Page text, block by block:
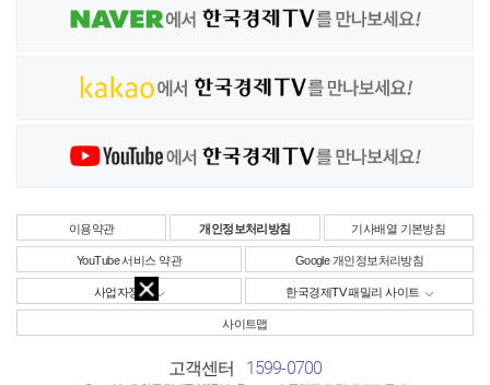
이용약관 개인정보처리방침 기사배열 기본방침
YouTube 서비스 약관 Google 개인정보처리방침
사업자정보 한국경제TV 패밀리 사이트
사이트맵
고객센터 1599-0700